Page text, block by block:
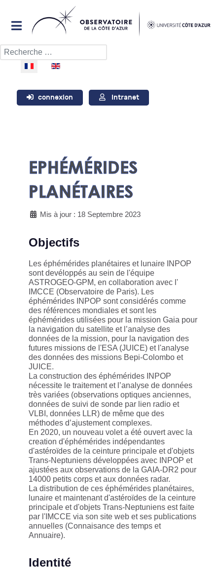
Rechercher
Sélectionnez votre langue
connexion Intranet
EPHÉMÉRIDES
PLANÉTAIRES
Mis à jour : 18 Septembre 2023
Objectifs
Les éphémérides planétaires et lunaire INPOP
sont devéloppés au sein de l'équipe
ASTROGEO-GPM, en collaboration avec l'
IMCCE (Observatoire de Paris). Les
éphémérides INPOP sont considérés comme
des références mondiales et sont les
éphémérides utilisées pour la mission Gaia pour
la navigation du satellite et l’analyse des
données de la mission, pour la navigation des
futures missions de l'ESA (JUICE) et l'analyse
des données des missions Bepi-Colombo et
JUICE.
La construction des éphémérides INPOP
nécessite le traitement et l’analyse de données
très variées (observations optiques anciennes,
données de suivi de sonde par lien radio et
VLBI, données LLR) de même que des
méthodes d’ajustement complexes.
En 2020, un nouveau volet a été ouvert avec la
creation d'éphémérides indépendantes
d'astéroïdes de la ceinture principale et d'objets
Trans-Neptuniens développées avec INPOP et
ajustées aux observations de la GAIA-DR2 pour
14000 petits corps et aux données radar.
La distribution de ces éphémérides planétaires,
lunaire et maintenant d'astéroïdes de la ceinture
principale et d'objets Trans-Neptuniens est faite
par l'IMCCE via son site web et ses publications
annuelles (Connaisance des temps et
Annuaire).
Identité